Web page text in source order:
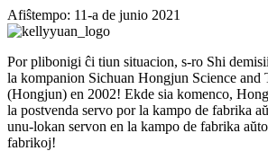
Afiŝtempo: 11-a de junio 2021
Por plibonigi ĉi tiun situacion, s-ro Shi
la kompanion Sichuan Hongjun Science and
(Hongjun) en 2002! Ekde sia komenco,
la postvenda servo por la kampo de fabrika
unu-lokan servon en la kampo de fabrika
fabrikoj!